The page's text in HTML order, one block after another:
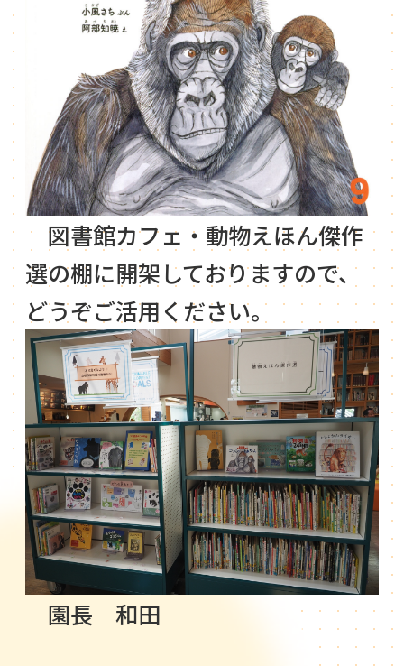
図書館カフェ・動物えほん傑作
選の棚に開架しておりますので、
どうぞご活用ください。
園長 和田